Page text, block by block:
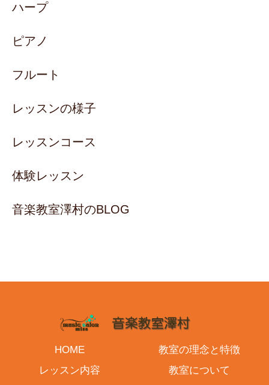
ハープ
ピアノ
フルート
レッスンの様子
レッスンコース
体験レッスン
音楽教室澤村のBLOG
HOME
教室の理念と特徴
レッスン内容
教室について